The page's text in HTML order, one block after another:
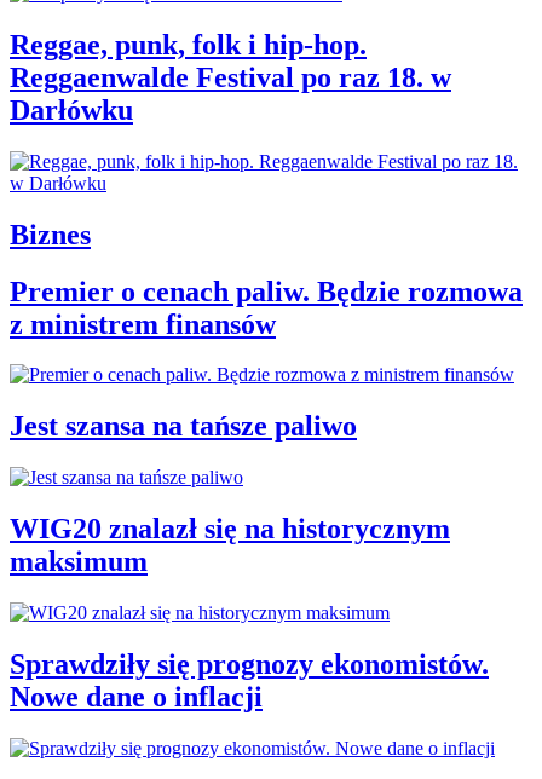
Reggae, punk, folk i hip-hop.
Reggaenwalde Festival po raz 18. w
Darłówku
Biznes
Premier o cenach paliw. Będzie rozmowa
z ministrem finansów
Jest szansa na tańsze paliwo
WIG20 znalazł się na historycznym
maksimum
Sprawdziły się prognozy ekonomistów.
Nowe dane o inflacji